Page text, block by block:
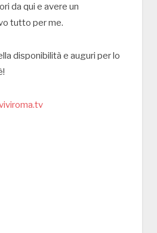
da qui e avere un
tutto per me.
disponibilità e auguri per lo